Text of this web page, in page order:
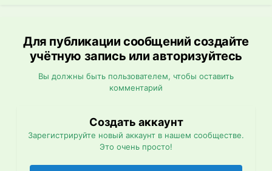
Для публикации сообщений создайте
учётную запись или авторизуйтесь
Вы должны быть пользователем, чтобы оставить
комментарий
Создать аккаунт
Зарегистрируйте новый аккаунт в нашем сообществе.
Это очень просто!